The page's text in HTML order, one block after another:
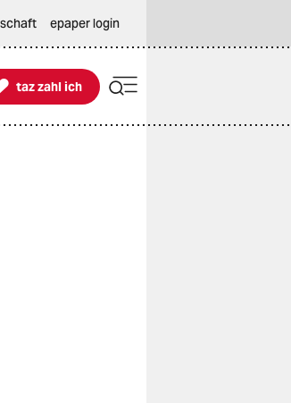
epaper login
zahl ich
taz zahl ich